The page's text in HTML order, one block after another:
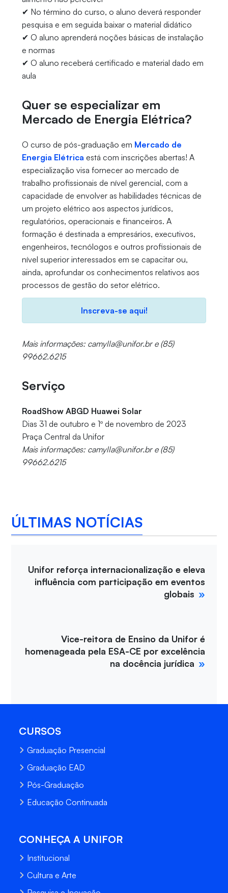
✔ No término do curso, o aluno deverá responder
pesquisa e em seguida baixar o material didático
✔ O aluno aprenderá noções básicas de instalação
e normas
✔ O aluno receberá certificado e material dado em
aula
Quer se especializar em
Mercado de Energia Elétrica?
O curso de pós-graduação em Mercado de
Energia Elétrica está com inscrições abertas! A
especialização visa fornecer ao mercado de
trabalho profissionais de nível gerencial, com a
capacidade de envolver as habilidades técnicas de
um projeto elétrico aos aspectos jurídicos,
regulatórios, operacionais e financeiros. A
formação é destinada a empresários, executivos,
engenheiros, tecnólogos e outros profissionais de
nível superior interessados em se capacitar ou,
ainda, aprofundar os conhecimentos relativos aos
processos de gestão do setor elétrico.
Inscreva-se aqui!
Mais informações: camylla@unifor.br e (85)
99662.6215
Serviço
RoadShow ABGD Huawei Solar
Dias 31 de outubro e 1º de novembro de 2023
Praça Central da Unifor
Mais informações: camylla@unifor.br e (85)
99662.6215
ÚLTIMAS NOTÍCIAS
Unifor reforça internacionalização e eleva
influência com participação em eventos
globais
Vice-reitora de Ensino da Unifor é
homenageada pela ESA-CE por excelência
na docência jurídica
CURSOS
Graduação Presencial
Graduação EAD
Pós-Graduação
Educação Continuada
CONHEÇA A UNIFOR
Institucional
Cultura e Arte